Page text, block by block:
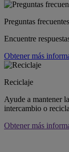
Preguntas
Encuentre
Obtener más
Reciclaje
Ayude a mantener
intercambio o
Obtener más